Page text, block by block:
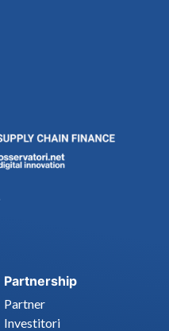
Partnership
Partner
Investitori